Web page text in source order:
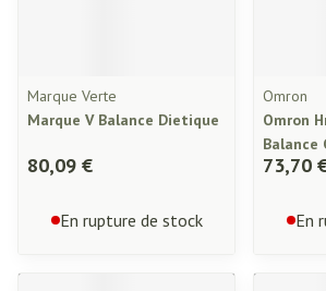
Marque Verte
Marque V Balance Dietique
80,09 €
En rupture de stock
Omron
Omron
Balance
73,70
En